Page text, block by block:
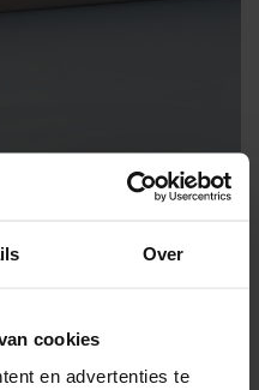
Over
cookies
en advertenties te
| Teinté